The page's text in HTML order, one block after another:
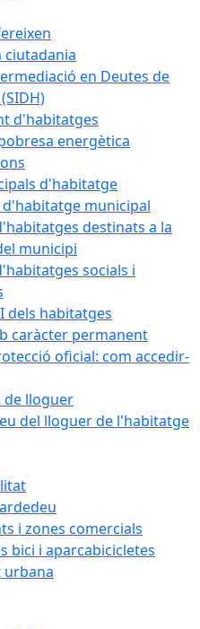
ciutadania
en Deutes de
d'habitatges
energètica
d'habitatge
d'habitatge municipal
destinats a la
municipi
socials i
dels habitatges
caràcter permanent
oficial: com accedir-
de lloguer
del lloguer de l'habitatge
i zones comercials
bici i aparcabicicletes
urbana